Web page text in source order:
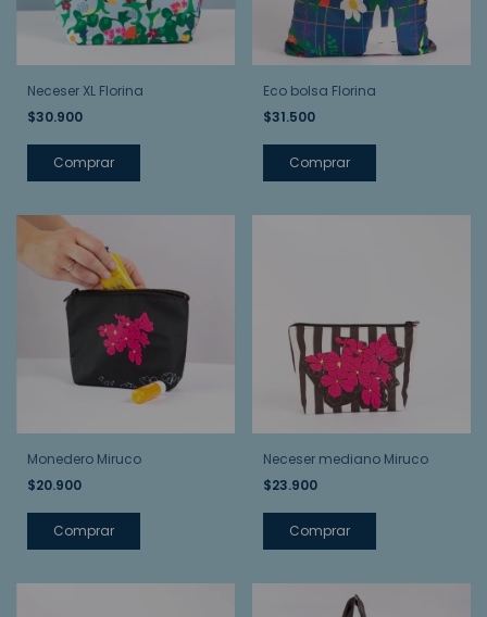
Neceser XL Florina
$30.900
Eco bolsa Florina
$31.500
Monedero Miruco
$20.900
Neceser mediano Miruco
$23.900